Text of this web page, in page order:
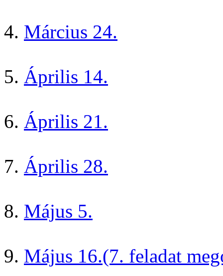
Március 24.
Április 14.
Április 21.
Április 28.
Május 5.
Május 16.(7. feladat